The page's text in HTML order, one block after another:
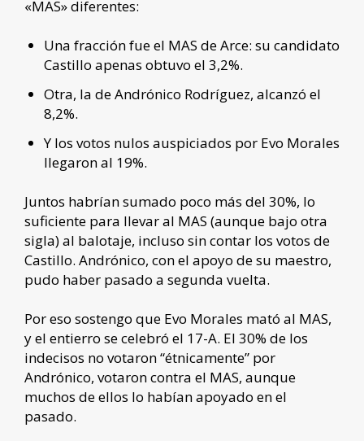
«MAS» diferentes:
Una fracción fue el MAS de Arce: su candidato
Castillo apenas obtuvo el 3,2%.
Otra, la de Andrónico Rodríguez, alcanzó el
8,2%.
Y los votos nulos auspiciados por Evo Morales
llegaron al 19%.
Juntos habrían sumado poco más del 30%, lo
suficiente para llevar al MAS (aunque bajo otra
sigla) al balotaje, incluso sin contar los votos de
Castillo. Andrónico, con el apoyo de su maestro,
pudo haber pasado a segunda vuelta.
Por eso sostengo que Evo Morales mató al MAS,
y el entierro se celebró el 17-A. El 30% de los
indecisos no votaron “étnicamente” por
Andrónico, votaron contra el MAS, aunque
muchos de ellos lo habían apoyado en el
pasado.